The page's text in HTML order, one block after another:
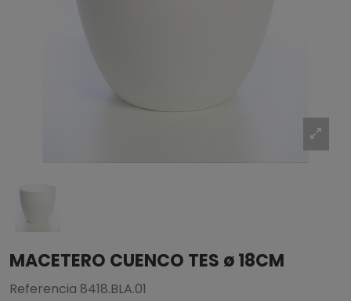
MACETERO CUENCO TES ø 18CM
Referencia 8418.BLA.01